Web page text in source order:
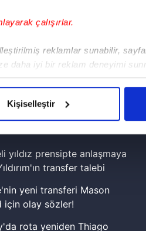
çalışırlar.
reklamlar sunabilir,
daha iyi bir reklam deneyimi
ve bu noktada,
isteriz.
takdirde, kullanıcılara hedefli
kendimize ve üçüncü
gerekli olan çerezler bilgi
işlevsel kılınması ve
olarak açık rızanız
belirleyebilirsiniz.
Kişiselleştir
iPad Facebook
yıldız prensipte anlaşmaya
transfer talebi
yeni transferi Mason
için olay sözler!
rota yeniden Thiago